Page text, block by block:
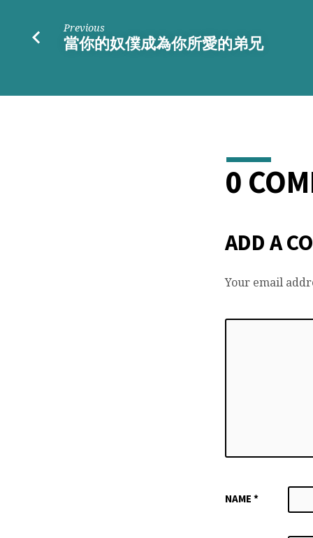
Previous
當你的奴僕成為你所愛的弟兄
0
ADD A
Your email
NAME *